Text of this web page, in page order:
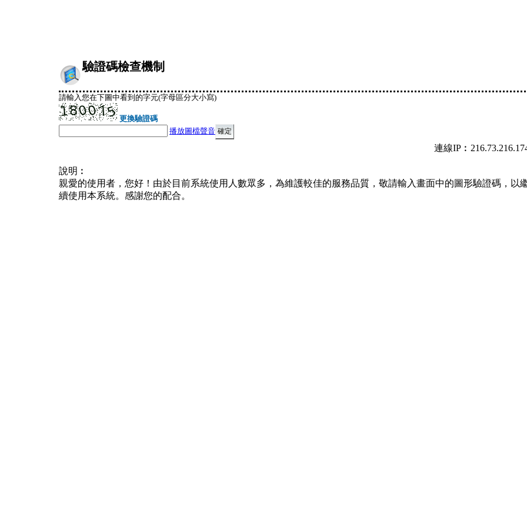
驗證碼檢查機制
請輸入您在下圖中看到的字元(字母區分大小寫)
更換驗證碼
播放圖檔聲音
連線
說明︰
親愛的使用者，您好！由於目前系統使用人數眾多，為維護較佳的服務品質，敬請輸入畫面中的圖形驗證碼，以
續使用本系統。感謝您的配合。